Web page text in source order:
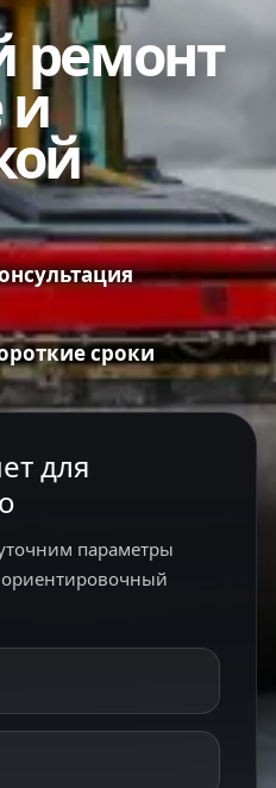
и
сроки
для
параметры